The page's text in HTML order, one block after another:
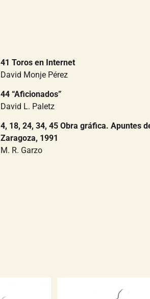
41 Toros en Internet
David Monje Pérez
44 “Aficionados”
David L. Paletz
4, 18, 24, 34, 45 Obra gráfica. Apuntes
Zaragoza, 1991
M. R. Garzo